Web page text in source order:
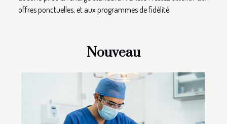
offres ponctuelles, et aux programmes de fidélité.
Nouveau